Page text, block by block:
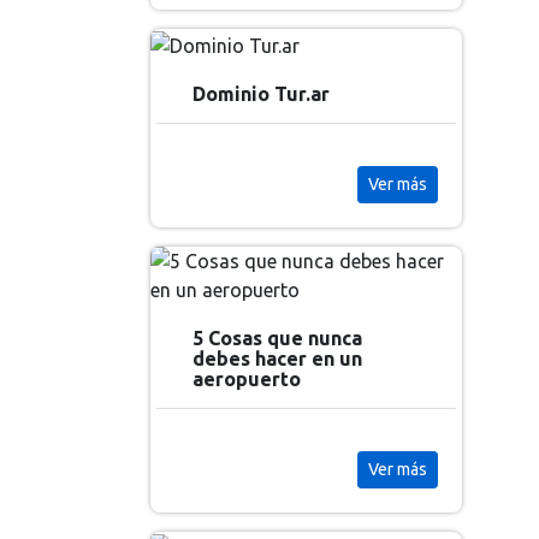
Dominio Tur.ar
Ver más
5 Cosas que nunca
debes hacer en un
aeropuerto
Ver más